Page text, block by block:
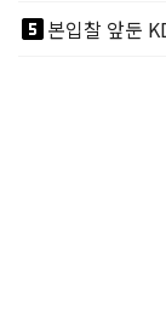
looks_5본입찰 앞둔